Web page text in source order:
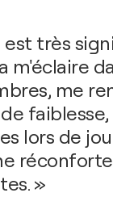
très
m'éclaire
me
lors de
réconforte
»